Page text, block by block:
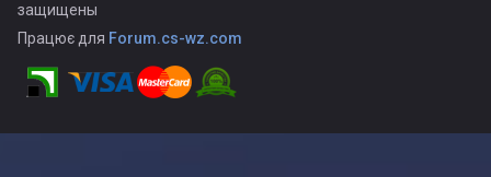
защищены
Працює для Forum.cs-wz.com